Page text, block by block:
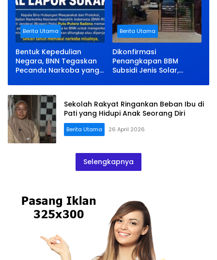
Berita Utama
Bentuk Kepedulian
Negara, BNN Tegaskan
Pecandu Narkoba yang
akan Dipenjara
Berita Utama
Dikonfirmasi
Penangkapan BBM
Subsidi Jenis Solar,
Sekolah Rakyat Ringankan Beban Ibu di
Pati yang Hidupi Anak Seorang Diri
Berita Utama 26 April 2026
Selengkapnya